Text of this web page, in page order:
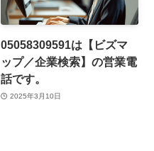
05058309591は【ビズマ
ップ／企業検索】の営業電
話です。
2025年3月10日